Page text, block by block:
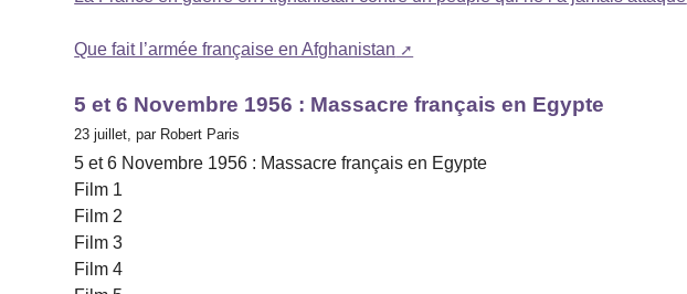
Que fait l’armée française en Afghanistan
5 et 6 Novembre 1956 : Massacre français en Egypte
23 juillet, par Robert Paris
5 et 6 Novembre 1956 : Massacre français en Egypte
Film 1
Film 2
Film 3
Film 4